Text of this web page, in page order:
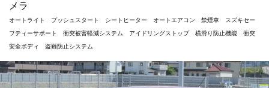
メラ
オートライト プッシュスタート シートヒーター オートエアコン 禁煙車 スズキセー
フティーサポート 衝突被害軽減システム アイドリングストップ 横滑り防止機能 衝突
安全ボディ 盗難防止システム